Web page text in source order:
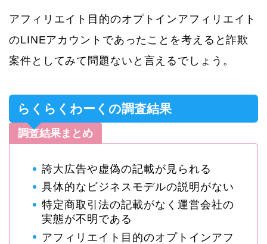
アフィリエイト目的のオプトインアフィリエイト
のLINEアカウントであったことを考えると詐欺
案件としてみて問題ないと言えるでしょう。
らくらくわーくの調査結果
調査結果まとめ
誇大広告や虚偽の記載が見られる
具体的なビジネスモデルの説明がない
特定商取引法の記載がなく運営会社の
実態が不明である
アフィリエイト目的のオプトインアフ